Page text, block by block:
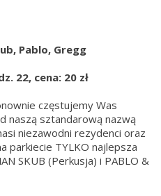
Pablo, Gregg
22, cena: 20 zł
częstujemy Was
naszą sztandarową nazwą
niezawodni rezydenci oraz
parkiecie TYLKO najlepsza
SKUB (Perkusja) i PABLO &